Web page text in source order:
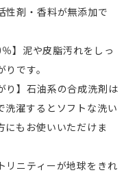
性剤・香料が無添加で
】泥や皮脂汚れをしっ
です。
り】石油系の合成洗剤は
洗濯するとソフトな洗い
にもお使いいただけま
リニティーが地球をきれ